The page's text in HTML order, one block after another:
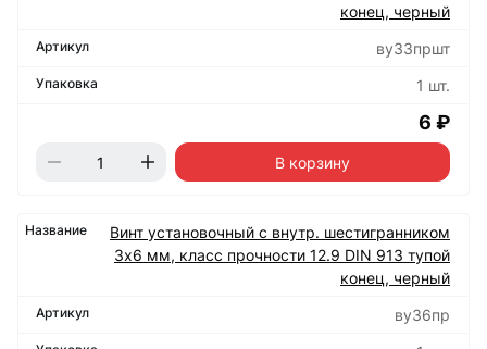
конец, черный
ву33пршт
1 шт.
6 ₽
В корзину
Винт установочный с внутр. шестигранником
3х6 мм, класс прочности 12.9 DIN 913 тупой
конец, черный
ву36пр